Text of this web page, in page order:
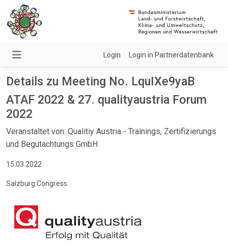
Login Login in Partnerdatenbank
Details zu Meeting No. LquIXe9yaB
ATAF 2022 & 27. qualityaustria Forum
2022
Veranstaltet von: Qualitiy Austria - Trainings, Zertifizierungs
und Begutachtungs GmbH
15.03.2022
Salzburg Congress